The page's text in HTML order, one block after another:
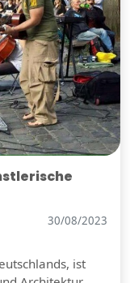
30/08/2023
ist